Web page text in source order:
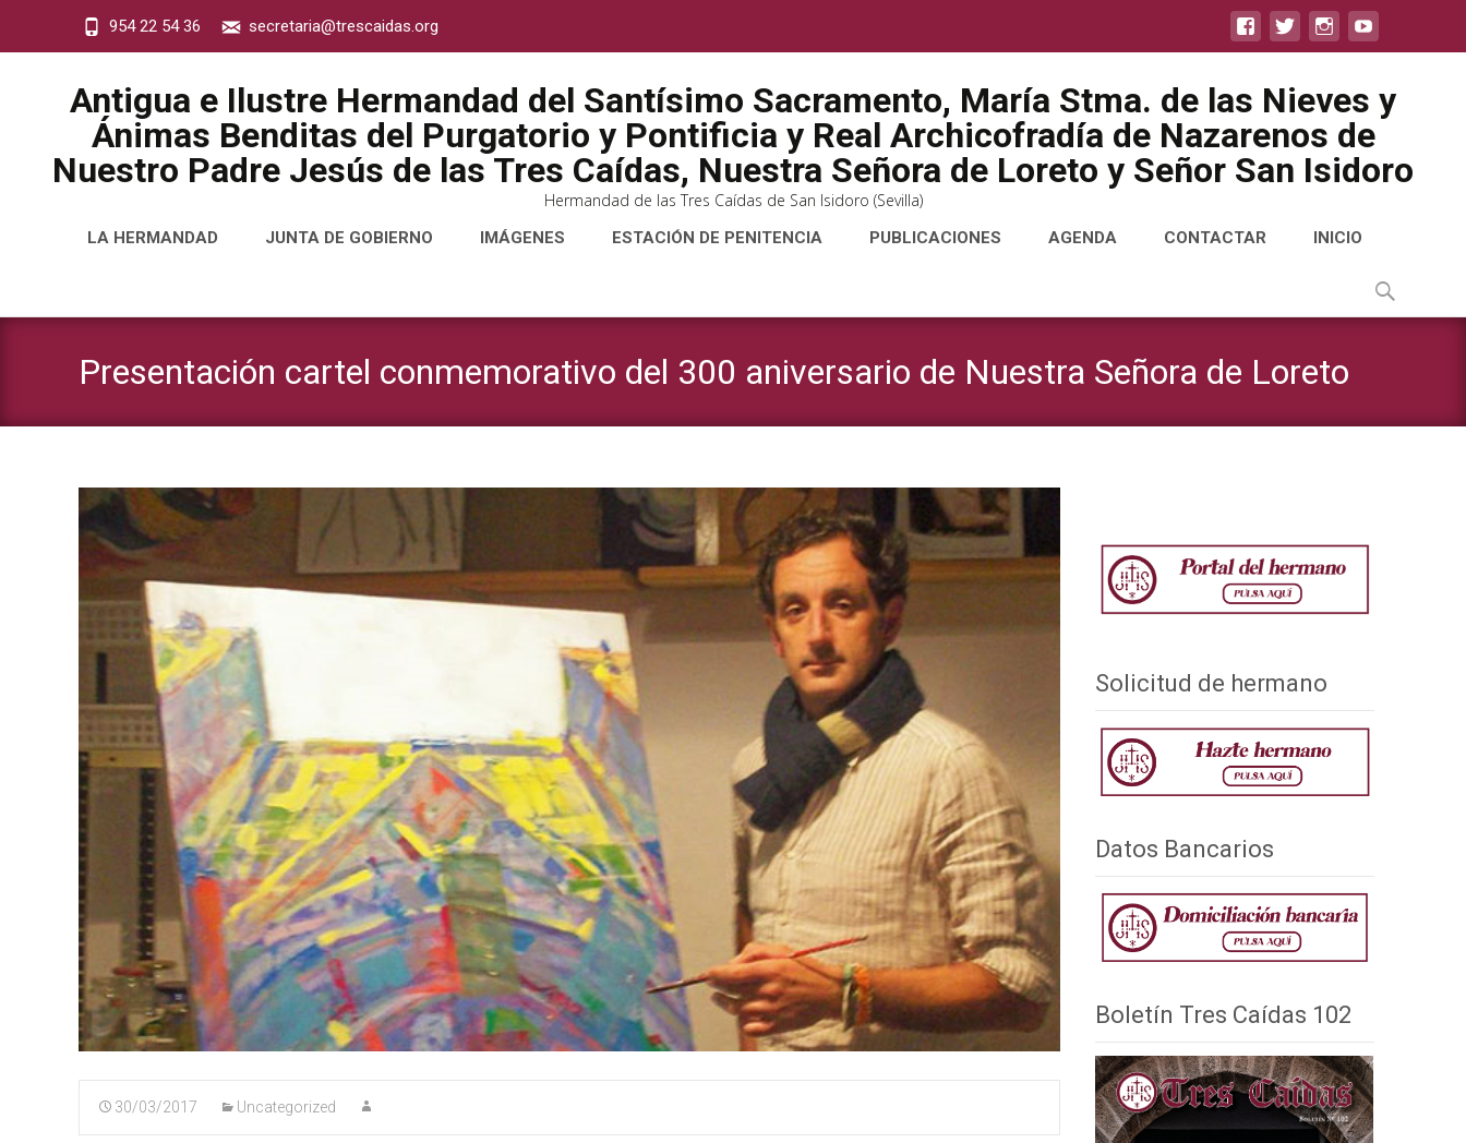
954 22 54 36 secretaria@trescaidas.org
Antigua e Ilustre Hermandad del Santísimo Sacramento, María Stma. de las Nieves y
Ánimas Benditas del Purgatorio y Pontificia y Real Archicofradía de Nazarenos de
Nuestro Padre Jesús de las Tres Caídas, Nuestra Señora de Loreto y Señor San Isidoro
Hermandad de las Tres Caídas de San Isidoro (Sevilla)
LA HERMANDAD JUNTA DE GOBIERNO IMÁGENES ESTACIÓN DE PENITENCIA PUBLICACIONES AGENDA CONTACTAR INICIO
Buscar
Presentación cartel conmemorativo del 300 aniversario de Nuestra Señora de Loreto
30/03/2017 Uncategorized
Solicitud de hermano
Datos Bancarios
Boletín Tres Caídas 102